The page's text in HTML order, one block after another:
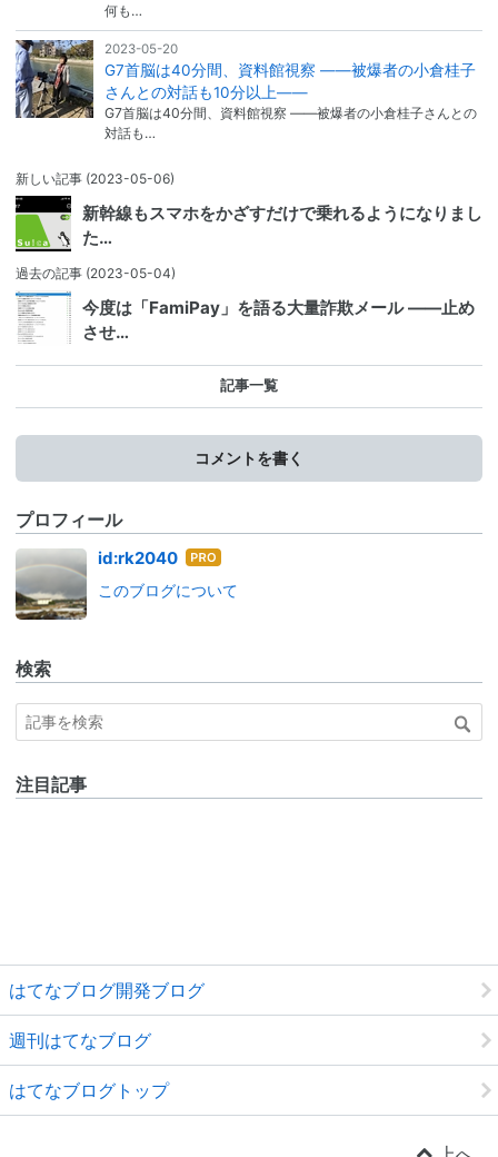
何も…
2023-05-20
G7首脳は40分間、資料館視察 ――被爆者の小倉桂子
さんとの対話も10分以上――
G7首脳は40分間、資料館視察 ――被爆者の小倉桂子さんとの
対話も…
新しい記事 (2023-05-06)
新幹線もスマホをかざすだけで乗れるようになりまし
た…
過去の記事 (2023-05-04)
今度は「FamiPay」を語る大量詐欺メール ――止め
させ…
記事一覧
コメントを書く
プロフィール
id:rk2040 はて
ログ
このブログについて
検索
注目記事
はてなブログ開発ブログ
週刊はてなブログ
はてなブログトップ